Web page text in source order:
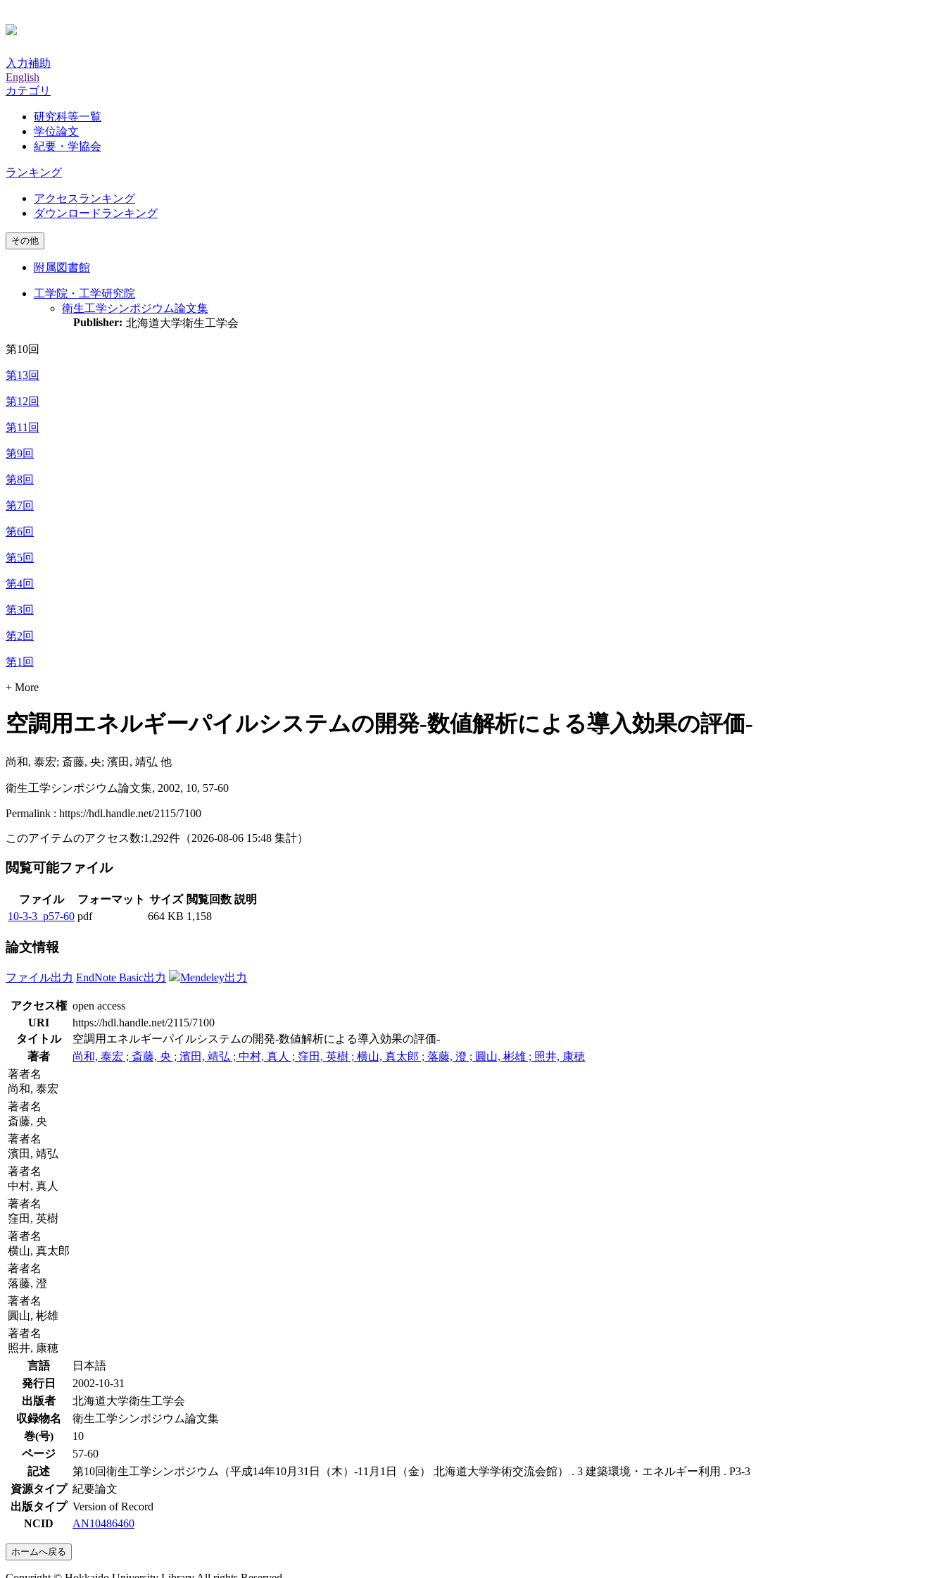
入力補助
English
カテゴリ
研究科等一覧
学位論文
紀要・学協会
ランキング
アクセスランキング
ダウンロードランキング
その他
附属図書館
工学院・工学研究院
衛生工学シンポジウム論文集
Publisher: 北海道大学衛生工学会
第10回
第13回
第12回
第11回
第9回
第8回
第7回
第6回
第5回
第4回
第3回
第2回
第1回
+ More
空調用エネルギーパイルシステムの開発-数値解析による導入効果の評価-
尚和, 泰宏; 斎藤, 央; 濱田, 靖弘 他
衛生工学シンポジウム論文集, 2002, 10, 57-60
Permalink : https://hdl.handle.net/2115/7100
このアイテムのアクセス数:1,292件 （2026-08-06 15:48 集計）
閲覧可能ファイル
ファイル フォーマット サイズ 閲覧回数 説明
10-3-3_p57-60 pdf 664 KB 1,158
論文情報
ファイル出力 EndNote Basic出力 Mendeley出力
アクセス権 open access
URI
https://hdl.handle.net/2115/7100
タイトル
空調用エネルギーパイルシステムの開発-数値解析による導入効果の評価-
著者
尚和, 泰宏 ; 斎藤, 央 ; 濱田, 靖弘 ; 中村, 真人 ; 窪田, 英樹 ; 横山, 真太郎 ; 落藤, 澄 ; 圓山, 彬雄 ; 照井, 康穂
著者名
尚和, 泰宏
著者名
斎藤, 央
著者名
濱田, 靖弘
著者名
中村, 真人
著者名
窪田, 英樹
著者名
横山, 真太郎
著者名
落藤, 澄
著者名
圓山, 彬雄
著者名
照井, 康穂
言語
日本語
発行日
2002-10-31
出版者
北海道大学衛生工学会
収録物名
衛生工学シンポジウム論文集
巻(号)
10
ページ
57-60
記述
第10回衛生工学シンポジウム（平成14年10月31日（木）-11月1日（金） 北海道大学学術交流会館） . 3 建築環境・エネルギー利用 . P3-3
資源タイプ 紀要論文
出版タイプ Version of Record
NCID
AN10486460
ホームへ戻る